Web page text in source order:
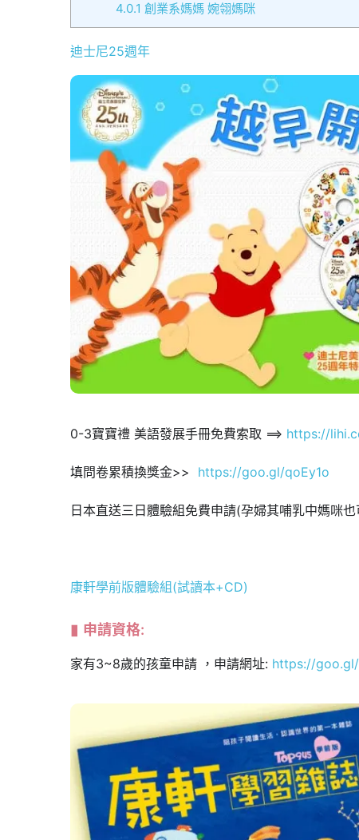
4.0.1 創業系媽媽 婉翎媽咪
迪士尼25週年
0-3寶寶禮 美語發展手冊免費索取 ==> https://
填問卷累積換獎金>> https://goo.gl/qoEy1o
日本直送三日體驗組免費申請(孕婦其哺乳中媽咪
康軒學前版體驗組(試讀本+CD)
申請資格:
家有3~8歲的孩童申請 ，申請網址: https://